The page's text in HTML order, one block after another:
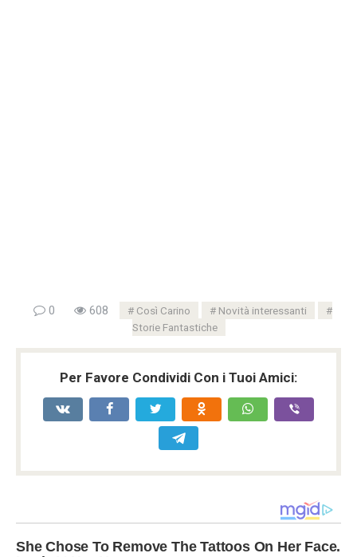
0 608 Così Carino
Novità interessanti
Storie Fantastiche
Per Favore Condividi Con i Tuoi Amici: